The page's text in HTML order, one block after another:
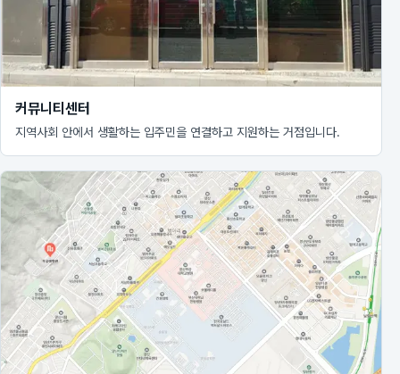
커뮤니티센터
지역사회 안에서 생활하는 입주민을 연결하고 지원하는 거점입니다.